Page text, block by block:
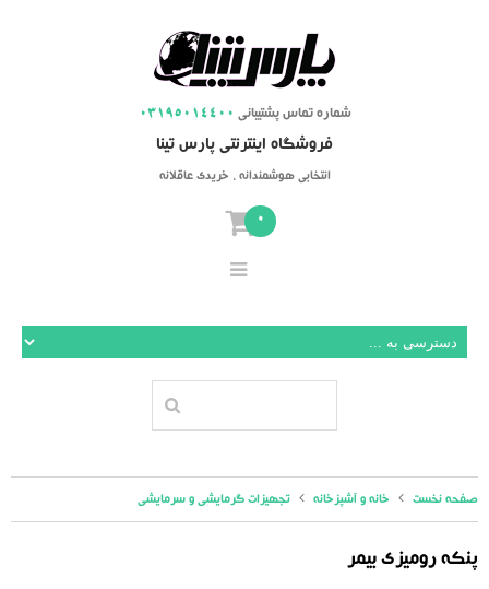
03195014400 شماره تماس پشتیبانی
فروشگاه اینترنتی پارس تینا
انتخابی هوشمندانه ، خریدی عاقلانه
0
صفحه نخست خانه و آشپزخانه تجهیزات گرمایشی و سرمایشی
پنکه رومیزی بیمر